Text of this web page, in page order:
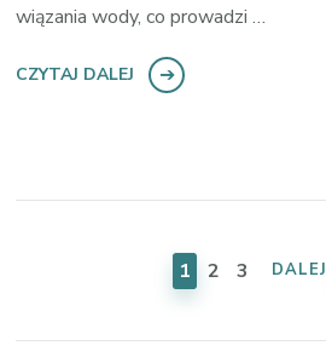
wiązania wody, co prowadzi …
CZYTAJ DALEJ
STRONA
1 STRONA
2 STRONA
3 DALEJ